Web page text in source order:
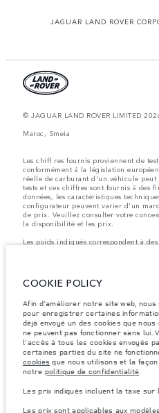
JAGUAR LAND ROVER
© JAGUAR LAND ROVER LIMITED
Maroc, Smeia
Les chiff res fournis proviennent de
conformément å la législation
réelle de carburant d'un véhicule peut
tests et ces chiffres sont fournis å des
données, les caractéristiques
configurateur peuvent varier d'un
de prix. Veuillez consulter votre
la disponibilité et les prix.
Les poids indiqués correspondent à
dépassés lorsque vous chargez des
et des carburants.
Remarque importante sur les
mondiale de semi-conducteurs affecte
construction des véhicules, la
construction. Cette situation s’avère
images utilisées actuellement sur le
entièrement les spécifications
caractéristiques, les options, les
Veuillez consulter votre
restrictions actuelles et faire un choix
COOKIE POLICY
Afin d'améliorer notre site web,
pour enregistrer certaines
déjà envoyé un des cookies que
ne peuvent pas fonctionner sans lui.
l'accès à tous les cookies envoyés
certaines parties du site ne
cookies que nous utilisons et la
notre politique de confidentialité.
Les prix indiqués incluent la taxe sur
Les prix sont applicables aux